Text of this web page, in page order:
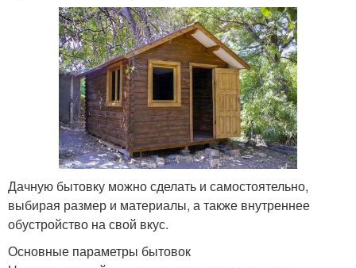
Дачную бытовку можно сделать и самостоятельно,
выбирая размер и материалы, а также внутреннее
обустройство на свой вкус.
Основные параметры бытовок